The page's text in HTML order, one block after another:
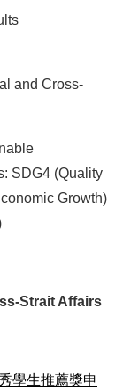
and Cross-
SDG4 (Quality
Growth)
Strait Affairs
學生推薦獎申